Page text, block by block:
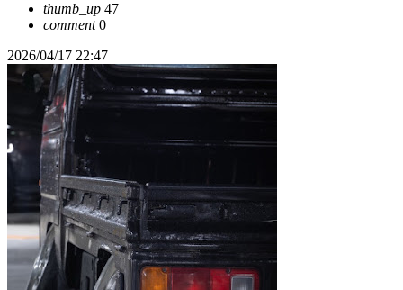
thumb_up 47
comment0
2026/04/17 22:47